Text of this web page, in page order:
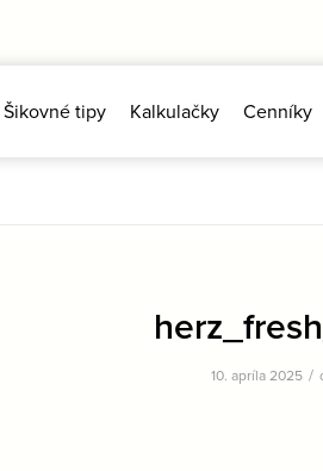
Šikovné tipy Kalkulačky Cenníky
10. apríla 2025 /